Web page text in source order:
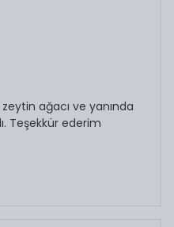
zeytin ağacı ve yanında
Teşekkür ederim